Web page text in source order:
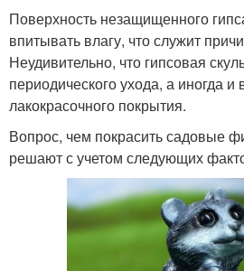
Поверхность незащищенного
впитывать влагу, что служит
Неудивительно, что гипсовая
периодического ухода, а иногда и
лакокрасочного покрытия.
Вопрос, чем покрасить садовые
решают с учетом следующих